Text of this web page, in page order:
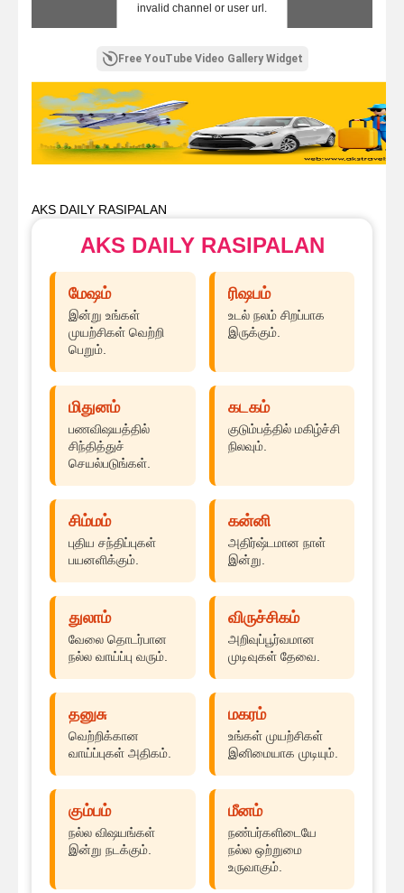
invalid channel or user url.
Free YouTube Video Gallery Widget
AKS DAILY RASIPALAN
AKS DAILY RASIPALAN
மேஷம்
இன்று உங்கள்
முயற்சிகள் வெற்றி
பெறும்.
ரிஷபம்
உடல் நலம் சிறப்பாக
இருக்கும்.
மிதுனம்
பணவிஷயத்தில்
சிந்தித்துச்
செயல்படுங்கள்.
கடகம்
குடும்பத்தில் மகிழ்ச்சி
நிலவும்.
சிம்மம்
புதிய சந்திப்புகள்
பயனளிக்கும்.
கன்னி
அதிர்ஷ்டமான நாள்
இன்று.
துலாம்
வேலை தொடர்பான
நல்ல வாய்ப்பு வரும்.
விருச்சிகம்
அறிவுப்பூர்வமான
முடிவுகள் தேவை.
தனுசு
வெற்றிக்கான
வாய்ப்புகள் அதிகம்.
மகரம்
உங்கள் முயற்சிகள்
இனிமையாக முடியும்.
கும்பம்
நல்ல விஷயங்கள்
இன்று நடக்கும்.
மீனம்
நண்பர்களிடையே
நல்ல ஒற்றுமை
உருவாகும்.